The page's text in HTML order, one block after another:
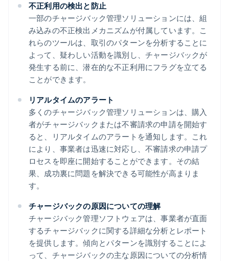
不正利用の検出と防止
一部のチャージバック管理ソリューションには、組
み込みの不正検出メカニズムが付属しています。こ
れらのツールは、取引のパターンを分析することに
よって、疑わしい活動を識別し、チャージバックが
発生する前に、潜在的な不正利用にフラグを立てる
ことができます。
リアルタイムのアラート
多くのチャージバック管理ソリューションは、購入
者がチャージバックまたは不審請求の申請を開始す
ると、リアルタイムのアラートを通知します。これ
により、事業者は迅速に対応し、不審請求の申請プ
ロセスを即座に開始することができます。その結
果、成功裏に問題を解決できる可能性が高まりま
す。
チャージバックの原因についての理解
チャージバック管理ソフトウェアは、事業者が直面
するチャージバックに関する詳細な分析とレポート
を提供します。傾向とパターンを識別することによ
って、チャージバックの主な原因についての分析情